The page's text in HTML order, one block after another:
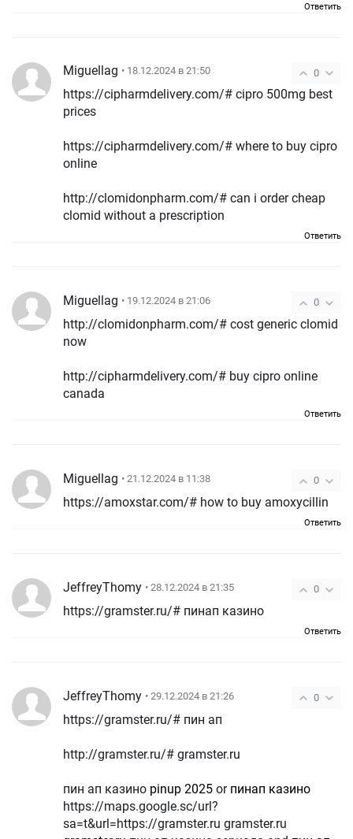
Ответить
0
Miguellag • 18.12.2024 в 21:50
https://cipharmdelivery.com/# cipro 500mg best
prices
https://cipharmdelivery.com/# where to buy cipro
online
http://clomidonpharm.com/# can i order cheap
clomid without a prescription
Ответить
0
Miguellag • 19.12.2024 в 21:06
http://clomidonpharm.com/# cost generic clomid
now
http://cipharmdelivery.com/# buy cipro online
canada
Ответить
0
Miguellag • 21.12.2024 в 11:38
https://amoxstar.com/# how to buy amoxycillin
Ответить
0
JeffreyThomy • 28.12.2024 в 21:35
https://gramster.ru/# пинап казино
Ответить
0
JeffreyThomy • 29.12.2024 в 21:26
https://gramster.ru/# пин ап
http://gramster.ru/# gramster.ru
пин ап казино pinup 2025 or пинап казино
https://maps.google.sc/url?
sa=t&url=https://gramster.ru gramster.ru